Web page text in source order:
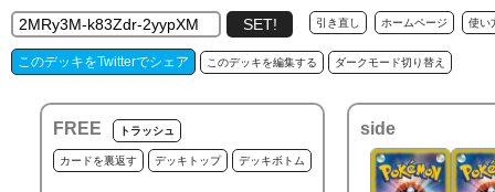
引き直し ホームページ 使い
このデッキをTwitterでシェア このデッキを編集する ダークモード切り替え
FREE トラッシュ
カードを裏返す デッキトップ デッキボトム
side